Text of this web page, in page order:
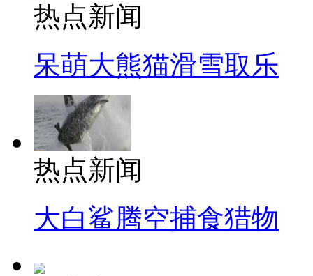
热点新闻
呆萌大熊猫滑雪取乐
热点新闻
大白鲨腾空捕食猎物